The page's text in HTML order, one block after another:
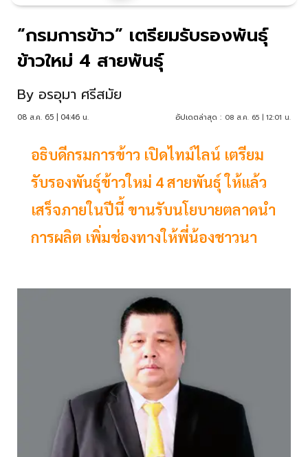
“กรมการข้าว” เตรียมรับรองพันธุ์
ข้าวใหม่ 4 สายพันธุ์
By อรอุมา ศรีสมัย
08 ส.ค. 65 | 04:46 น. อัปเดตล่าสุด : 08 ส.ค. 65 | 12:01 น.
อธิบดีกรมการข้าว เปิดไทม์ไลน์ เตรียม
รับรองพันธุ์ข้าวใหม่ 4 สายพันธุ์ ให้แล้ว
เสร็จภายในปีนี้ ขานรับนโยบายตลาดนำ
การผลิต เพิ่มช่องทางให้พี่น้องชาวนา